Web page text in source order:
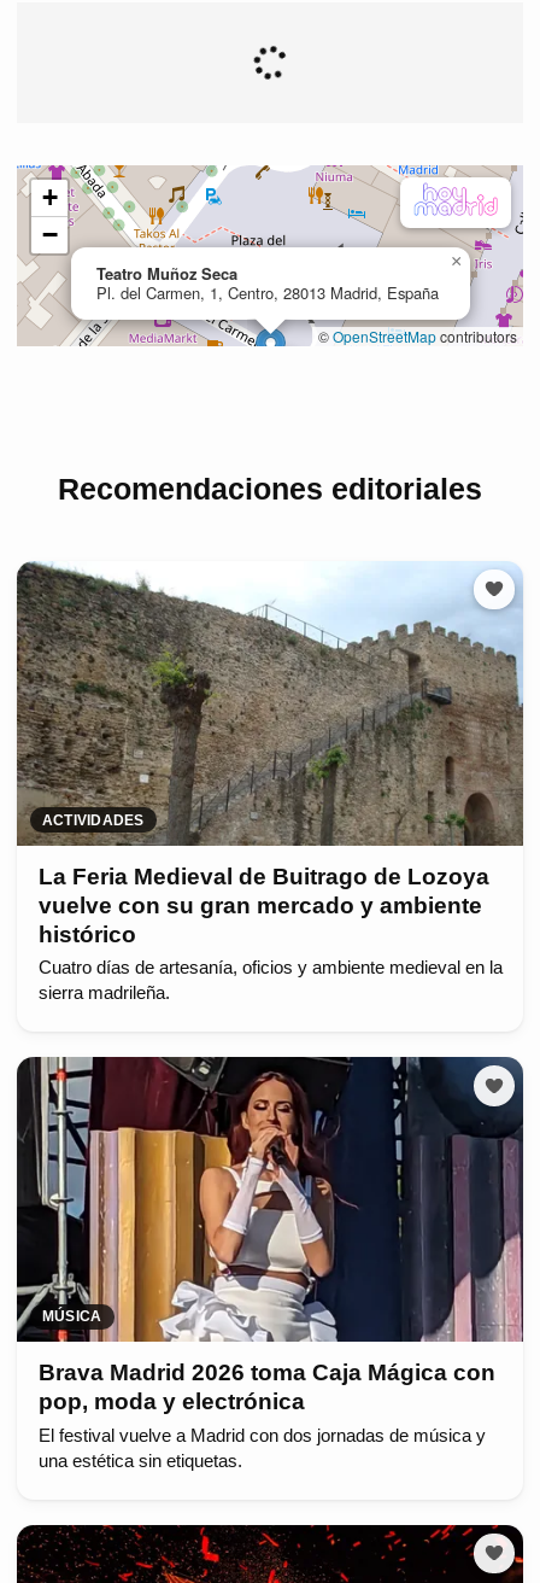
Recomendaciones editoriales
ACTIVIDADES
La Feria Medieval de Buitrago de Lozoya
vuelve con su gran mercado y ambiente
histórico
Cuatro días de artesanía, oficios y ambiente medieval en la
sierra madrileña.
MÚSICA
Brava Madrid 2026 toma Caja Mágica con
pop, moda y electrónica
El festival vuelve a Madrid con dos jornadas de música y
una estética sin etiquetas.